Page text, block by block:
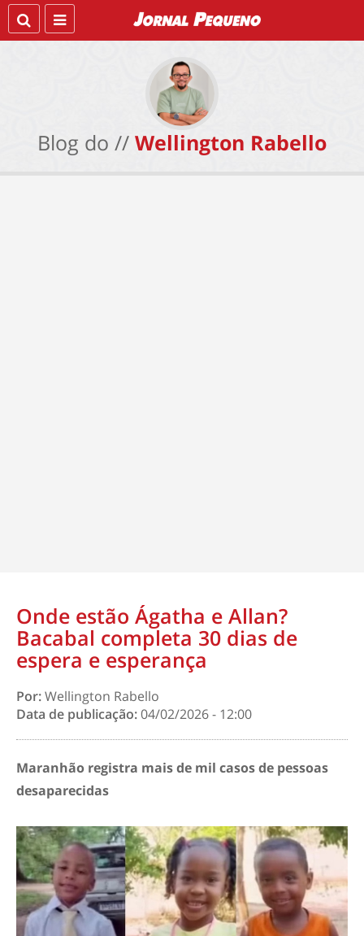
Blog do // Wellington Rabello
Onde estão Ágatha e Allan?
Bacabal completa 30 dias de
espera e esperança
Por:Wellington Rabello
Data de publicação:04/02/2026 - 12:00
Maranhão registra mais de mil casos de pessoas
desaparecidas